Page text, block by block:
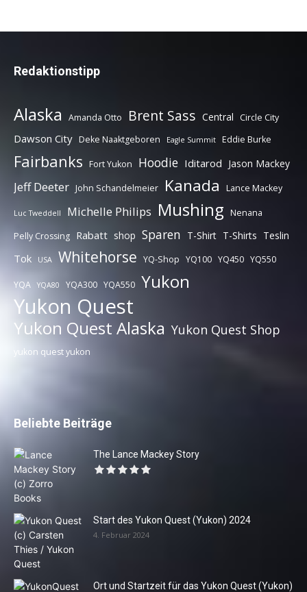
Redaktionstipp
Alaska Amanda Otto Brent Sass Central Circle City
Dawson City Deke Naaktgeboren Eagle Summit Eddie Burke
Fairbanks Fort Yukon Hoodie Iditarod Jason Mackey
Jeff Deeter John Schandelmeier Kanada Lance Mackey
Luc Tweddell Michelle Philips Mushing Nenana
Pelly Crossing Rabatt shop Sparen T-Shirt T-Shirts Teslin
Tok USA Whitehorse YQ-Shop YQ100 YQ450 YQ550
YQA YQA80 YQA300 YQA550 Yukon
Yukon Quest
Yukon Quest Alaska Yukon Quest Shop
yukon quest yukon
Beliebte Beiträge
The Lance Mackey Story
Start des Yukon Quest (Yukon) 2024
4. Februar 2024
Ort und Startzeit für das Yukon Quest (Yukon)